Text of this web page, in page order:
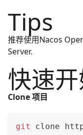
Tips
推荐使用Nacos
Server.
快速
Clone 项目
git clone